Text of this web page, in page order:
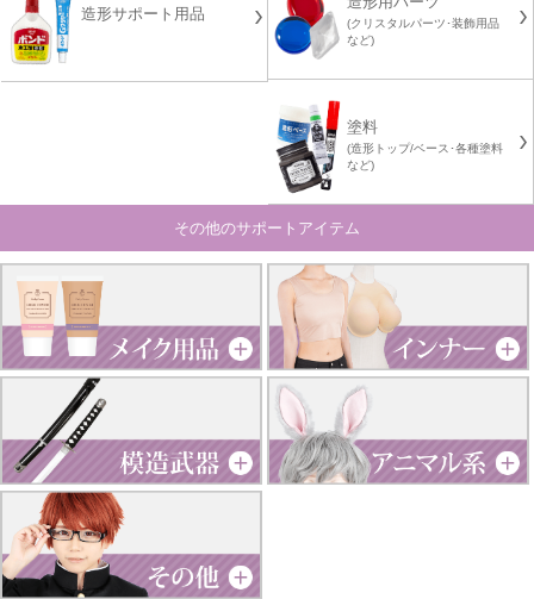
造形サポート用品
(クリスタルパーツ･装飾用品
など)
塗料
(造形トップ/ベース･各種塗料
など)
その他のサポートアイテム